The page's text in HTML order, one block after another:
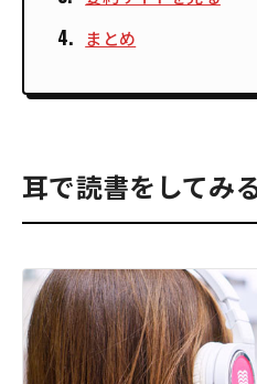
まとめ
耳で読書をしてみ